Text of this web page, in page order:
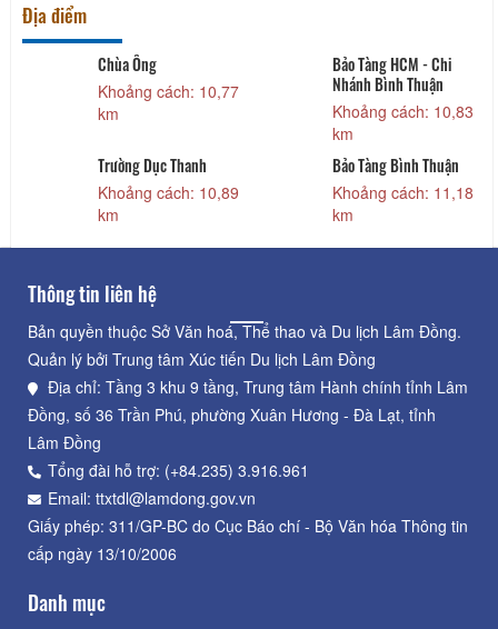
Địa điểm
Chùa Ông
Khoảng cách: 10,77
km
Bảo Tàng HCM - Chi
Nhánh Bình Thuận
Khoảng cách: 10,83
km
Trường Dục Thanh
Khoảng cách: 10,89
km
Bảo Tàng Bình Thuận
Khoảng cách: 11,18
km
Thông tin liên hệ
Bản quyền thuộc Sở Văn hoá, Thể thao và Du lịch Lâm Đồng.
Quản lý bởi Trung tâm Xúc tiến Du lịch Lâm Đồng
Địa chỉ: Tầng 3 khu 9 tầng, Trung tâm Hành chính tỉnh Lâm
Đồng, số 36 Trần Phú, phường Xuân Hương - Đà Lạt, tỉnh
Lâm Đồng
Tổng đài hỗ trợ: (+84.235) 3.916.961
Email: ttxtdl@lamdong.gov.vn
Giấy phép: 311/GP-BC do Cục Báo chí - Bộ Văn hóa Thông tin
cấp ngày 13/10/2006
Danh mục